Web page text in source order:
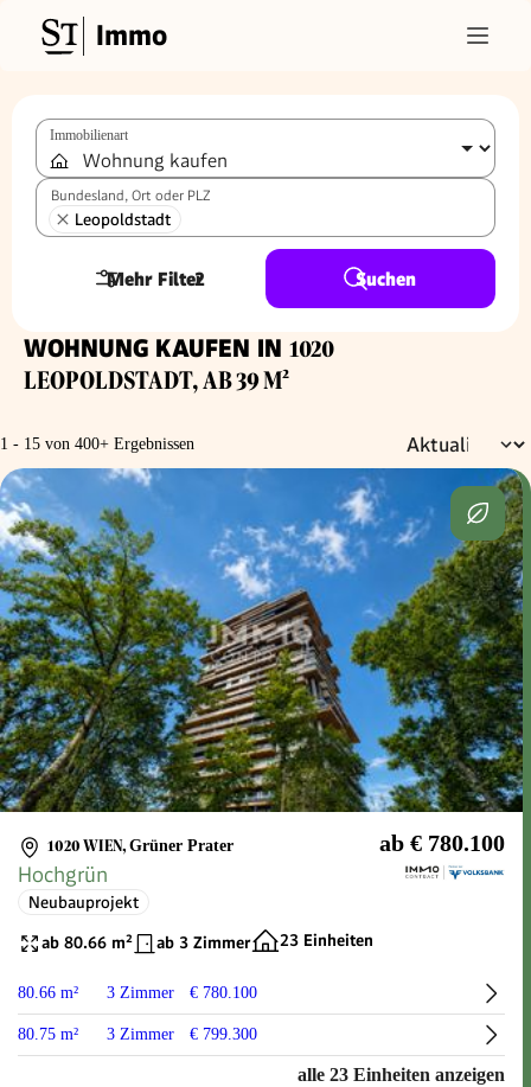
Immo
Immobilienart
Bundesland, Ort oder PLZ
Leopoldstadt
Mehr Filter
2 Suchen
WOHNUNG KAUFEN IN 1020
LEOPOLDSTADT, AB 39 M²
1 - 15 von 400+ Ergebnissen
1020 WIEN, Grüner Prater ab € 780.100
Hochgrün
Neubauprojekt
ab 80.66 m² ab 3 Zimmer 23 Einheiten
80.66 m² 3 Zimmer € 780.100
80.75 m² 3 Zimmer € 799.300
alle 23 Einheiten anzeigen